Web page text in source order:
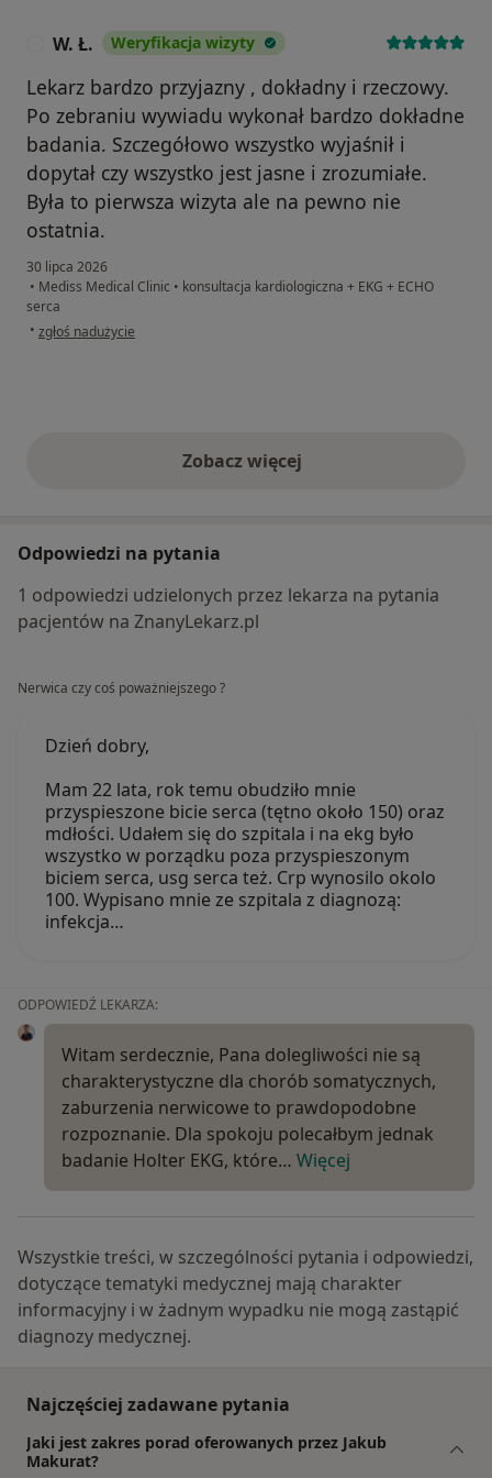
W. Ł. Weryfikacja wizyty
Lekarz bardzo przyjazny , dokładny i rzeczowy.
Po zebraniu wywiadu wykonał bardzo dokładne
badania. Szczegółowo wszystko wyjaśnił i
dopytał czy wszystko jest jasne i zrozumiałe.
Była to pierwsza wizyta ale na pewno nie
ostatnia.
30 lipca 2026
• Mediss Medical Clinic • konsultacja kardiologiczna + EKG + ECHO
serca
• w opinii użytkownika W. Ł.
zgłoś nadużycie
Zobacz więcejopinie powyżej
Odpowiedzi na pytania
1 odpowiedzi udzielonych przez lekarza na pytania
pacjentów na ZnanyLekarz.pl
Nerwica czy coś poważniejszego ?
Dzień dobry,
Mam 22 lata, rok temu obudziło mnie
przyspieszone bicie serca (tętno około 150) oraz
mdłości. Udałem się do szpitala i na ekg było
wszystko w porządku poza przyspieszonym
biciem serca, usg serca też. Crp wynosilo okolo
100. Wypisano mnie ze szpitala z diagnozą:
infekcja…
ODPOWIEDŹ LEKARZA:
Witam serdecznie, Pana dolegliwości nie są
charakterystyczne dla chorób somatycznych,
zaburzenia nerwicowe to prawdopodobne
rozpoznanie. Dla spokoju polecałbym jednak
badanie Holter EKG, które… Więcej
Wszystkie treści, w szczególności pytania i odpowiedzi,
dotyczące tematyki medycznej mają charakter
informacyjny i w żadnym wypadku nie mogą zastąpić
diagnozy medycznej.
Najczęściej zadawane pytania
Jaki jest zakres porad oferowanych przez Jakub
Makurat?